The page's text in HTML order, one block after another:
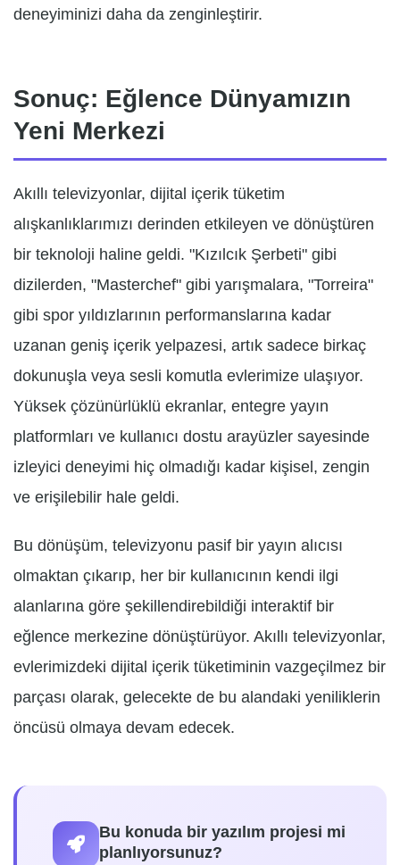
deneyiminizi daha da zenginleştirir.
Sonuç: Eğlence Dünyamızın
Yeni Merkezi
Akıllı televizyonlar, dijital içerik tüketim
alışkanlıklarımızı derinden etkileyen ve dönüştüren
bir teknoloji haline geldi. "Kızılcık Şerbeti" gibi
dizilerden, "Masterchef" gibi yarışmalara, "Torreira"
gibi spor yıldızlarının performanslarına kadar
uzanan geniş içerik yelpazesi, artık sadece birkaç
dokunuşla veya sesli komutla evlerimize ulaşıyor.
Yüksek çözünürlüklü ekranlar, entegre yayın
platformları ve kullanıcı dostu arayüzler sayesinde
izleyici deneyimi hiç olmadığı kadar kişisel, zengin
ve erişilebilir hale geldi.
Bu dönüşüm, televizyonu pasif bir yayın alıcısı
olmaktan çıkarıp, her bir kullanıcının kendi ilgi
alanlarına göre şekillendirebildiği interaktif bir
eğlence merkezine dönüştürüyor. Akıllı televizyonlar,
evlerimizdeki dijital içerik tüketiminin vazgeçilmez bir
parçası olarak, gelecekte de bu alandaki yeniliklerin
öncüsü olmaya devam edecek.
Bu konuda bir yazılım projesi mi
planlıyorsunuz?